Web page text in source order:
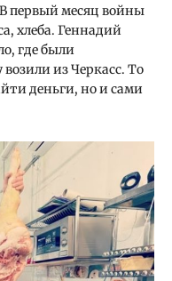
первый месяц войны
хлеба. Геннадий
где были
из Черкасс. То
деньги, но и сами